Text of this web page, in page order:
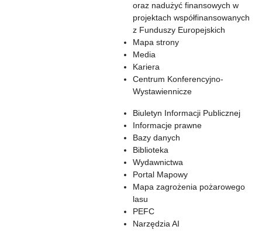
oraz nadużyć finansowych w
projektach współfinansowanych
z Funduszy Europejskich
Mapa strony
Media
Kariera
Centrum Konferencyjno-
Wystawiennicze
Biuletyn Informacji Publicznej
Informacje prawne
Bazy danych
Biblioteka
Wydawnictwa
Portal Mapowy
Mapa zagrożenia pożarowego
lasu
PEFC
Narzędzia AI